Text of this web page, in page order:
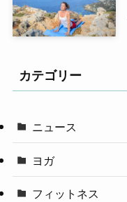
カテゴリー
ニュース
ヨガ
フィットネス